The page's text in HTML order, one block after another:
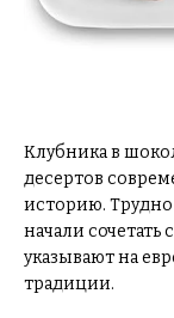
Клубника в
десертов
историю. Трудно
начали
указывают на
традиции.